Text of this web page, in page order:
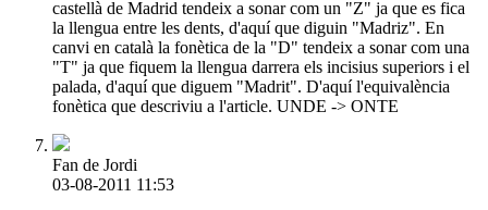
castellà de Madrid tendeix a sonar com un "Z" ja que es fica
la llengua entre les dents, d'aquí que diguin "Madriz". En
canvi en català la fonètica de la "D" tendeix a sonar com una
"T" ja que fiquem la llengua darrera els incisius superiors i el
palada, d'aquí que diguem "Madrit". D'aquí l'equivalència
fonètica que descriviu a l'article. UNDE -> ONTE
Fan de Jordi
03-08-2011 11:53